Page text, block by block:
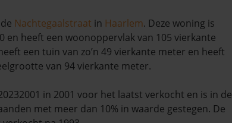
Nachtegaalstraat in Haarlem. Deze woning is
en heeft een woonoppervlak van 105 vierkante
een tuin van zo’n 49 vierkante meter en heeft
van 94 vierkante meter.
in 2001 voor het laatst verkocht en is in de
met meer dan 10% in waarde gestegen. De